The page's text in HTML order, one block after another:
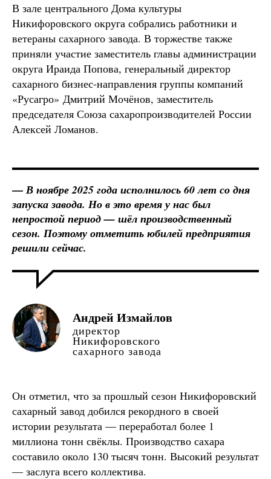
В зале центрального Дома культуры
Никифоровского округа собрались работники и
ветераны сахарного завода. В торжестве также
приняли участие заместитель главы администрации
округа Ираида Попова, генеральный директор
сахарного бизнес-направления группы компаний
«Русагро» Дмитрий Мочёнов, заместитель
председателя Союза сахаропроизводителей России
Алексей Ломанов.
— В ноябре 2025 года исполнилось 60 лет со дня
запуска завода. Но в это время у нас был
непростой период — шёл производственный
сезон. Поэтому отметить юбилей предприятия
решили сейчас.
Андрей Измайлов
директор
Никифоровского
сахарного завода
Он отметил, что за прошлый сезон Никифоровский
сахарный завод добился рекордного в своей
истории результата — переработал более 1
миллиона тонн свёклы. Производство сахара
составило около 130 тысяч тонн. Высокий результат
— заслуга всего коллектива.